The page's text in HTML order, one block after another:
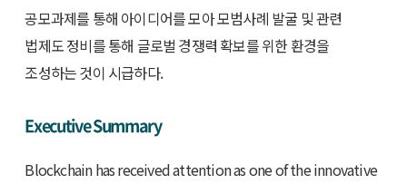
공모과제를 통해 아이디어를 모아 모범사례 발굴 및 관련
법제도 정비를 통해 글로벌 경쟁력 확보를 위한 환경을
조성하는 것이 시급하다.
Executive Summary
Blockchain has received attention as one of the innovative